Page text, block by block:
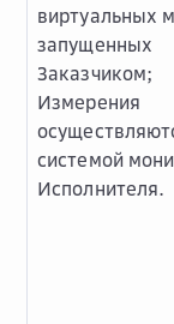
виртуальных
запущенных
Заказчиком;
Измерения
системой
Исполнителя.